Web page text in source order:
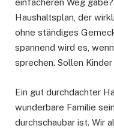
einfacheren Weg
Haushaltsplan, der
ohne ständiges
spannend wird es,
sprechen. Sollen
Ein gut durchdachter
wunderbare Familie
durchschaubar ist. Wir